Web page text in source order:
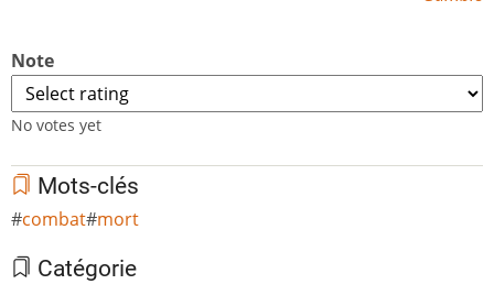
Note
No votes yet
Mots-clés
combat mort
Catégorie